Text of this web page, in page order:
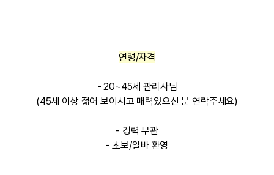
연령/자격
- 20~45세 관리사님
(45세 이상 젊어 보이시고 매력있으신 분 연락주세요)
- 경력 무관
- 초보/알바 환영